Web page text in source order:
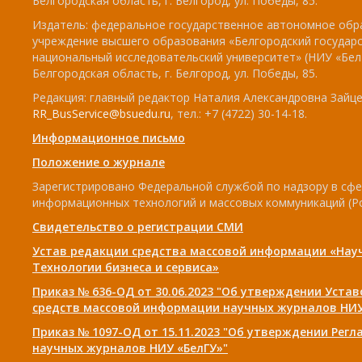
Издатель: федеральное государственное автономное
учреждение высшего образования «Белгородский
национальный исследовательский университет» (НИУ
Белгородская область, г. Белгород, ул. Победы, 85.
Редакция: главный редактор Наталия Александровна
RR_BusService@bsuedu.ru, тел.: +7 (4722) 30-14-18.
Информационное письмо
Положение о журнале
Зарегистрировано Федеральной службой по надзору в
информационных технологий и массовых коммуникаций
Свидетельство о регистрации СМИ
Устав редакции средства массовой информации
Технологии бизнеса и сервиса»
Приказ № 636-ОД от 30.06.2023 "Об утверждении
средств массовой информации научных журналов
Приказ № 1097-ОД от 15.11.2023 "Об утверждении
научных журналов НИУ «БелГУ»"